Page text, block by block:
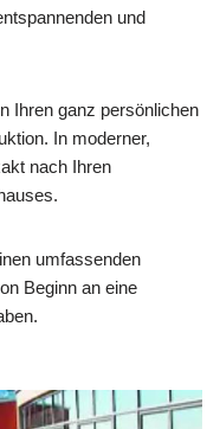
und
Ihren ganz persönlichen
In moderner,
nach Ihren
umfassenden
Beginn an eine